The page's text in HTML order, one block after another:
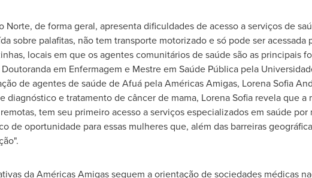
Norte, de forma geral, apresenta dificuldades de acesso a serviços de
sobre palafitas, não tem transporte motorizado e só pode ser acessada
locais em que os agentes comunitários de saúde são as principais
Doutoranda em Enfermagem e Mestre em Saúde Pública pela
de agentes de saúde de Afuá pela Américas Amigas, Lorena Sofia
diagnóstico e tratamento de câncer de mama, Lorena Sofiarevela que a
tem seu primeiro acesso a serviços especializados em saúde
de oportunidade para essas mulheres que, além das barreiras
da Américas Amigas seguem a orientação de sociedades médicas